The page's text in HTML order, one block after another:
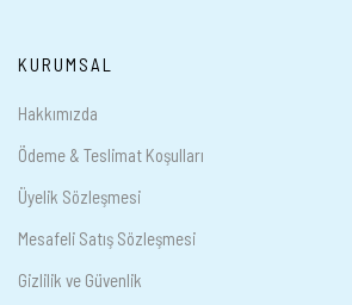
KURUMSAL
Hakkımızda
Ödeme & Teslimat Koşulları
Üyelik Sözleşmesi
Mesafeli Satış Sözleşmesi
Gizlilik ve Güvenlik